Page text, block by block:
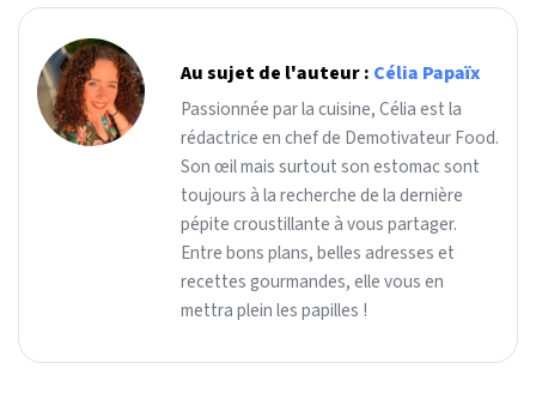
Au sujet de l'auteur : Célia Papaïx
Passionnée par la cuisine, Célia est la
rédactrice en chef de Demotivateur Food.
Son œil mais surtout son estomac sont
toujours à la recherche de la dernière
pépite croustillante à vous partager.
Entre bons plans, belles adresses et
recettes gourmandes, elle vous en
mettra plein les papilles !